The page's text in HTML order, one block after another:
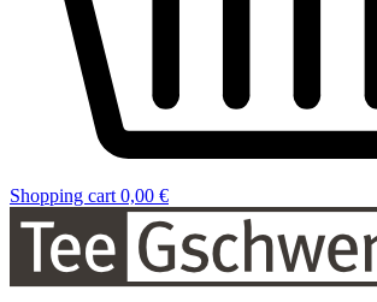
Shopping cart 0,00 €